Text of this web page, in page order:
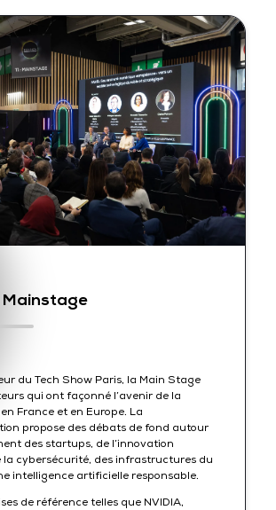
du Tech Show Paris, la Main Stage
qui ont façonné l’avenir de la
France et en Europe. La
propose des débats de fond autour
des startups, de l’innovation
la cybersécurité, des infrastructures du
intelligence artificielle responsable.
de référence telles que NVIDIA,